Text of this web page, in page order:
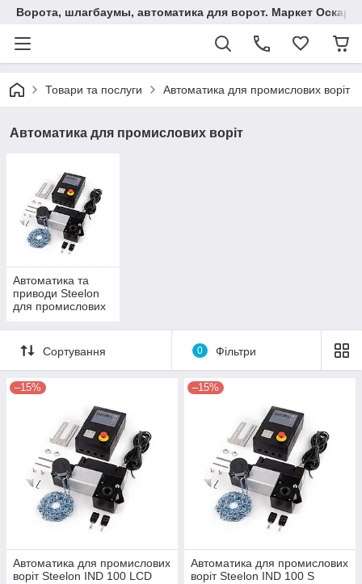
Ворота, шлагбаумы, автоматика для ворот. Маркет Оскар.
Товари та послуги Автоматика для промислових воріт
Автоматика для промислових воріт
Автоматика та
приводи Steelon
для промислових
Сортування 0 Фільтри
–15%
Автоматика для промислових
воріт Steelon IND 100 LCD
–15%
Автоматика для промислових
воріт Steelon IND 100 S